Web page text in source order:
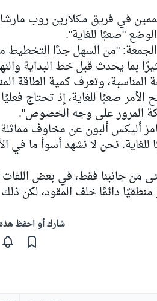
في فريق مكلارين روب
"صعبًا للغاية".
"من السهل جدًا التخطيط
بما يحدث قبل خط البداية
المناسبة، وتعرف كمية الطاقة
صعبًا للغاية، إذ تحتاج
المرور على وجه الخصوص".
أليكس ألبون عن مخاوف
للغاية. نحن لا نشهد أسوأ ما
من جانبنا فقط، في بعض
منطقيًا دائمًا خلف المقود، لكن
شارك أو احفظ